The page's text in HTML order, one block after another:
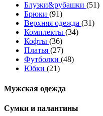
Блузки&рубашки (51)
Брюки (91)
Верхняя одежда (31)
Комплекты (34)
Кофты (36)
Платья (27)
Футболки (48)
Юбки (21)
Мужская одежда
Сумки и палантины